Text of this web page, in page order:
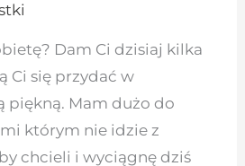
Dam Ci dzisiaj kilka
Ci się przydać w
piękną. Mam dużo do
którym nie idzie z
chcieli i wyciągnę dziś